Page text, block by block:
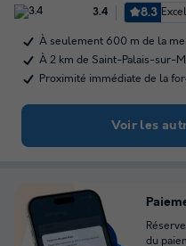
3.4 8.3
À seulement 600 m de la
À 2 km de Saint-Palais-sur-
Proximité immédiate de la
Voir les
du